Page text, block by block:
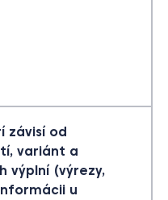
závisí od
variánt a
výplní (výrezy,
u